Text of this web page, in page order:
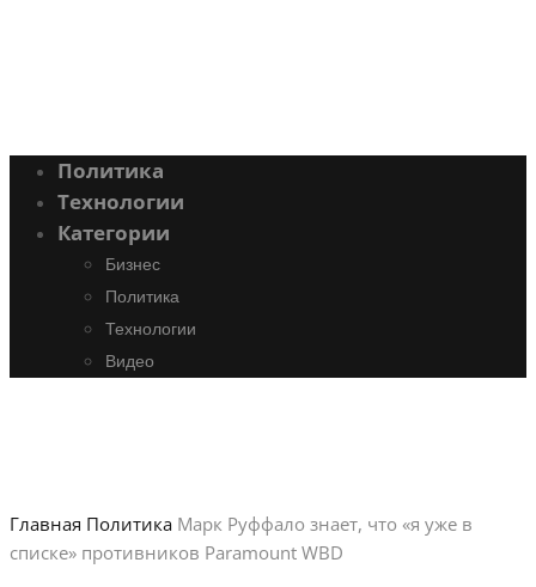
Политика
Технологии
Категории
Бизнес
Политика
Технологии
Видео
Главная Политика Марк Руффало знает, что «я уже в
списке» противников Paramount WBD